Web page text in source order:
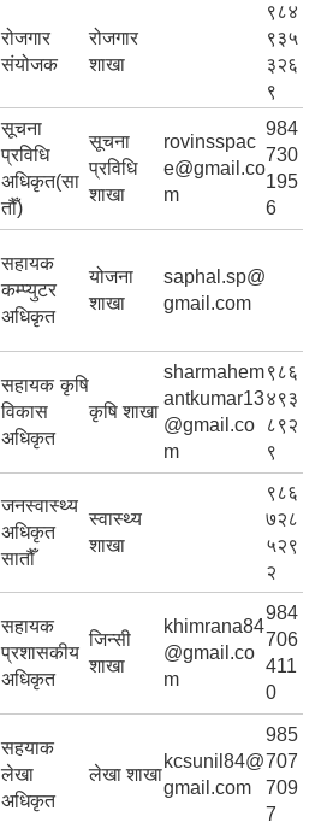
रोजगार
संयोजक
रोजगार
शाखा
९८४
९३५
३२६
९
सूचना
प्रविधि
अधिकृत(सा
तौँ)
सूचना
प्रविधि
शाखा
rovinsspac
e@gmail.co
m
984
730
195
6
सहायक
कम्प्युटर
अधिकृत
योजना
शाखा
saphal.sp@
gmail.com
सहायक कृषि
विकास
अधिकृत
कृषि शाखा
sharmahem
antkumar13
@gmail.co
m
९८६
४९३
८९२
९
जनस्वास्थ्य
अधिकृत
सातौँ
स्वास्थ्य
शाखा
९८६
७२८
५२९
२
सहायक
प्रशासकीय
अधिकृत
जिन्सी
शाखा
khimrana84
@gmail.co
m
984
706
411
0
सहयाक
लेखा
अधिकृत
लेखा शाखा
kcsunil84@
gmail.com
985
707
709
7